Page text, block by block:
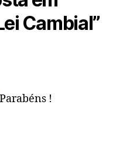
Cambial”
Parabéns !